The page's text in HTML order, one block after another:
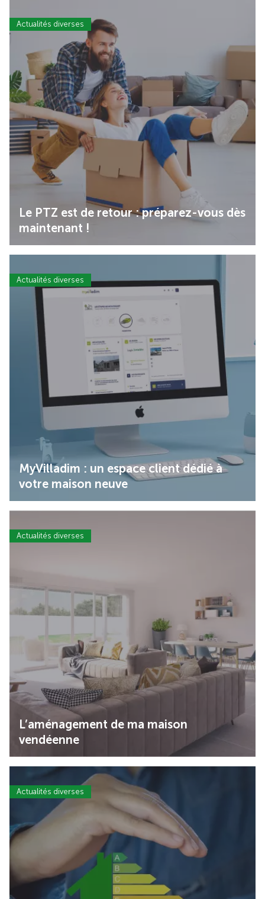
Actualités diverses
Le PTZ est de retour : préparez-vous dès
maintenant !
Actualités diverses
MyVilladim : un espace client dédié à
votre maison neuve
Actualités diverses
L’aménagement de ma maison
vendéenne
Actualités diverses